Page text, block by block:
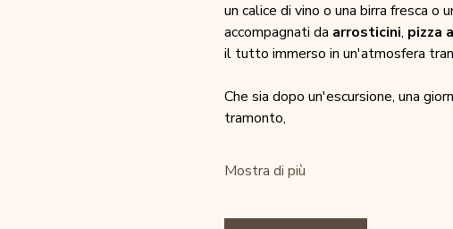
un calice di vino o una birra fresca o
accompagnati da arrosticini, pizza
il tutto immerso in un'atmosfera
Che sia dopo un'escursione, una
tramonto,
Mostra di più